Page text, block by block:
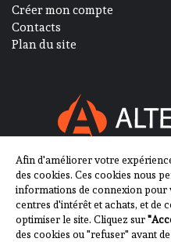
Créer mon compte
Contacts
Plan du site
SUIVEZ-NOUS SUR
Afin d'améliorer votre
des cookies. Ces cookies nous
informations de connexion pour
centres d'intérêt et achats, et de
optimiser le site. Cliquez sur
des cookies ou "refuser" avant